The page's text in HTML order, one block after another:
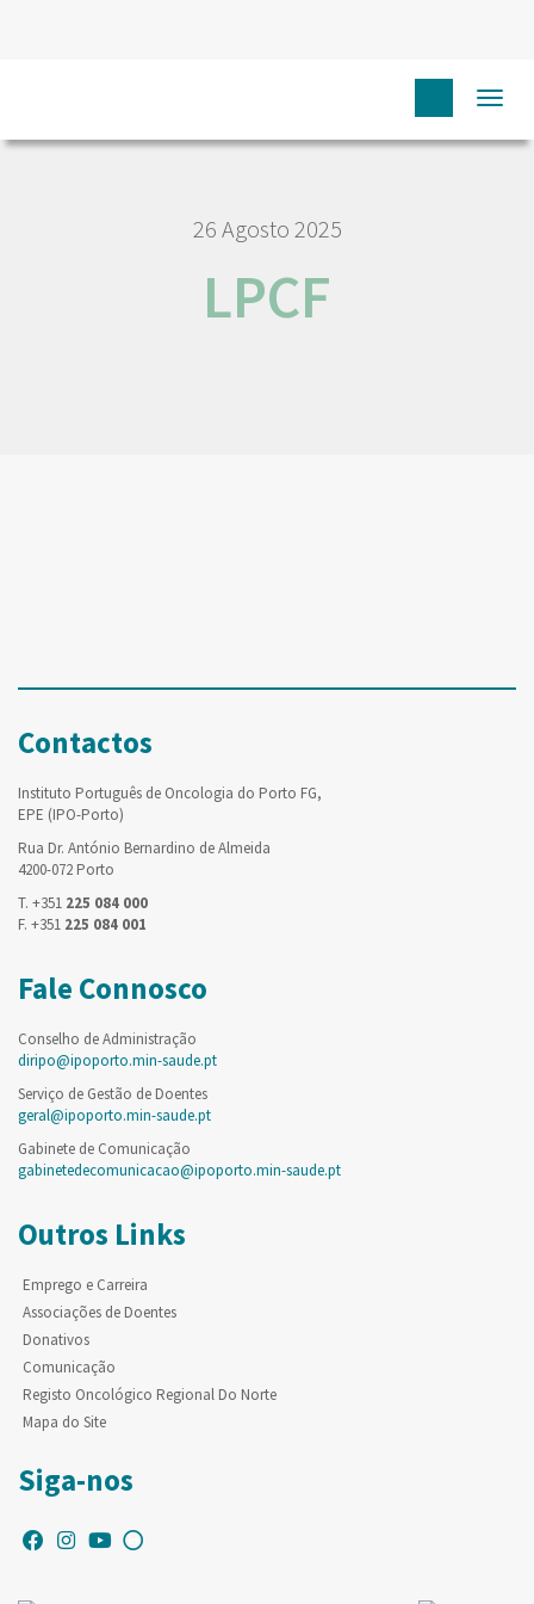
26 Agosto 2025
LPCF
Contactos
Instituto Português de Oncologia do Porto FG,
EPE (IPO-Porto)
Rua Dr. António Bernardino de Almeida
4200-072 Porto
T. +351 225 084 000
F. +351 225 084 001
Fale Connosco
Conselho de Administração
diripo@ipoporto.min-saude.pt
Serviço de Gestão de Doentes
geral@ipoporto.min-saude.pt
Gabinete de Comunicação
gabinetedecomunicacao@ipoporto.min-saude.pt
Outros Links
Emprego e Carreira
Associações de Doentes
Donativos
Comunicação
Registo Oncológico Regional Do Norte
Mapa do Site
Siga-nos